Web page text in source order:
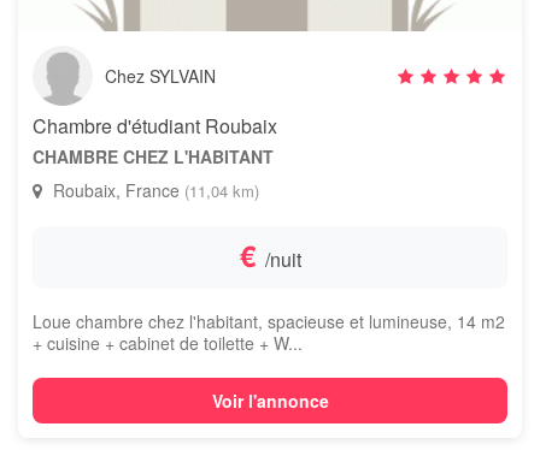
Chez SYLVAIN
Chambre d'étudiant Roubaix
CHAMBRE CHEZ L'HABITANT
Roubaix, France (11,04 km)
€ /nuit
Loue chambre chez l'habitant, spacieuse et lumineuse, 14 m2
+ cuisine + cabinet de toilette + W...
Voir l'annonce